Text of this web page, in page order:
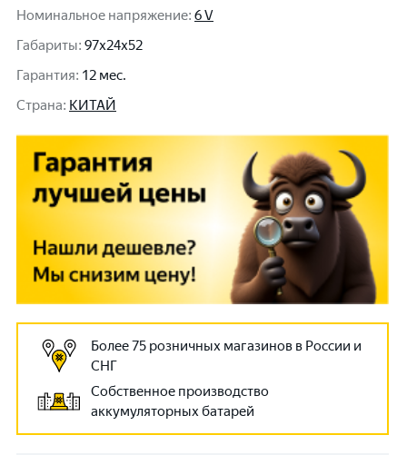
Номинальное напряжение: 6 V
Габариты: 97x24x52
Гарантия: 12 мес.
Cтрана: КИТАЙ
Более 75 розничных магазинов в России и
СНГ
Собственное производство
аккумуляторных батарей